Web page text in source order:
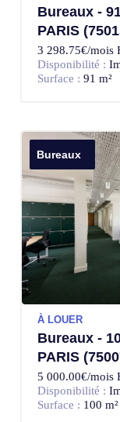
Bureaux -
PARIS
3 298.75€/mois
Disponibilité :
Surface : 91 m²
Bureaux
À LOUER
Bureaux -
PARIS
5 000.00€/mois
Disponibilité :
Surface : 100 m²